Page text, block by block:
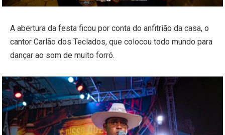
A abertura da festa ficou por conta do anfitrião da casa, o
cantor Carlão dos Teclados, que colocou todo mundo para
dançar ao som de muito forró.